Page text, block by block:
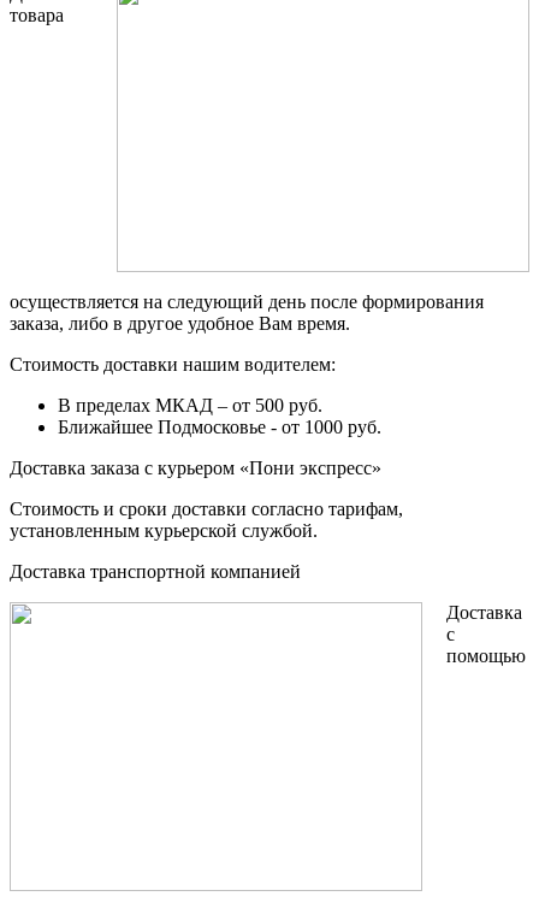
товара
осуществляется на следующий день после формирования
заказа, либо в другое удобное Вам время.
Стоимость доставки нашим водителем:
В пределах МКАД – от 500 руб.
Ближайшее Подмосковье - от 1000 руб.
Доставка заказа с курьером «Пони экспресс»
Стоимость и сроки доставки согласно тарифам,
установленным курьерской службой.
Доставка транспортной компанией
Доставка
с
помощью